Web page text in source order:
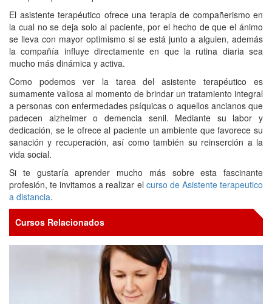
El asistente terapéutico ofrece una terapia de compañerismo en
la cual no se deja solo al paciente, por el hecho de que el ánimo
se lleva con mayor optimismo si se está junto a alguien, además
la compañía influye directamente en que la rutina diaria sea
mucho más dinámica y activa.
Como podemos ver la tarea del asistente terapéutico es
sumamente valiosa al momento de brindar un tratamiento integral
a personas con enfermedades psíquicas o aquellos ancianos que
padecen alzheimer o demencia senil. Mediante su labor y
dedicación, se le ofrece al paciente un ambiente que favorece su
sanación y recuperación, así como también su reinserción a la
vida social.
Si te gustaría aprender mucho más sobre esta fascinante
profesión, te invitamos a realizar el curso de Asistente terapeutico
a distancia.
Cursos Relacionados